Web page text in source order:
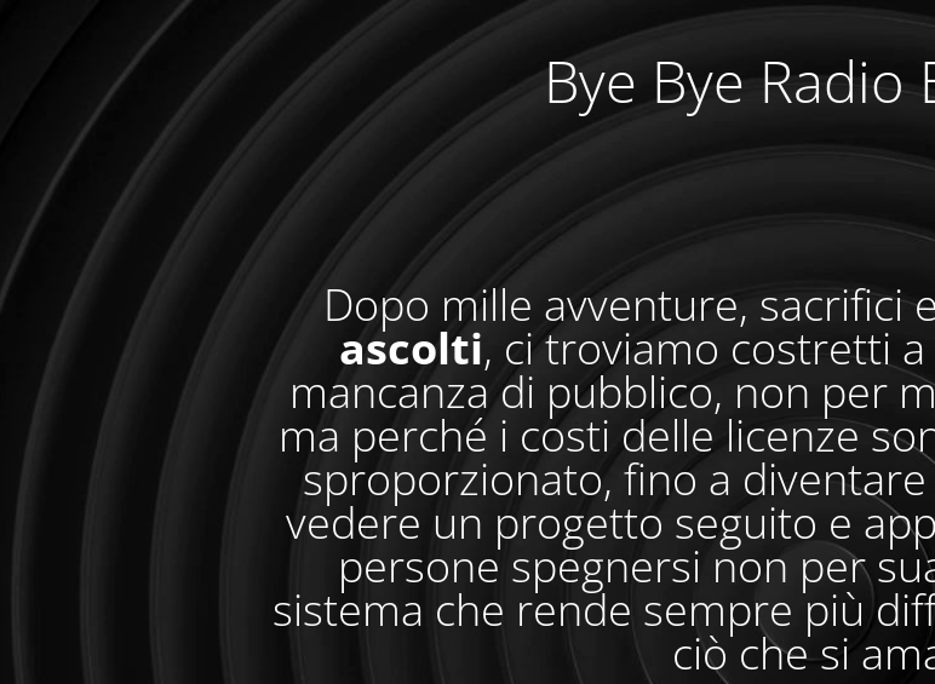
Bye Bye Radio
Dopo mille avventure, sacrifici
ascolti, ci troviamo costretti
mancanza di pubblico, non per
ma perché i costi delle licenze
sproporzionato, fino a
vedere un progetto seguito e
persone spegnersi non per
sistema che rende sempre più
ciò che si